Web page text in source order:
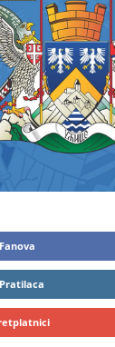
Fanova
Pratilaca